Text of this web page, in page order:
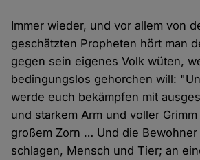
Immer wieder, und vor allem von
geschätzten Propheten hört man
gegen sein eigenes Volk wüten,
bedingungslos gehorchen will:
werde euch bekämpfen mit
und starkem Arm und voller
großem Zorn … Und die
schlagen, Mensch und Tier; an